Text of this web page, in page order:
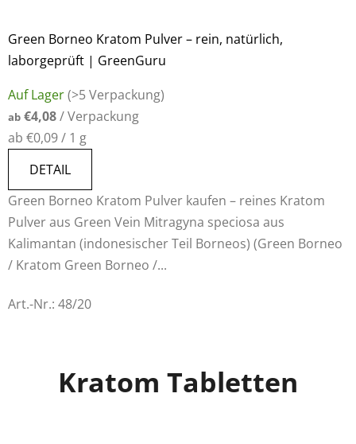
Green Borneo Kratom Pulver – rein, natürlich,
laborgeprüft | GreenGuru
durchschnittliche
Produktbewertung
ist
von
5
Sternen.
Auf Lager(>5 Verpackung)
ab €4,08/ Verpackung
Verkaufspreis:
ab €0,09 / 1 g
DETAIL
Green Borneo Kratom Pulver kaufen – reines Kratom
Pulver aus Green Vein Mitragyna speciosa aus
Kalimantan (indonesischer Teil Borneos) (Green Borneo
/ Kratom Green Borneo /...
Art.-Nr.: 48/20
Kratom Tabletten